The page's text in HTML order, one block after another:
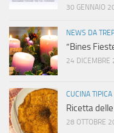
30 GENNAIO
NEWS DA
“Bines
24 DICEMBRE
CUCINA TIPICA
Ricetta
28 OTTOBRE